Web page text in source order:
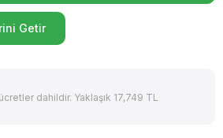
Getir
dahildir. Yaklaşık 17,749 TL